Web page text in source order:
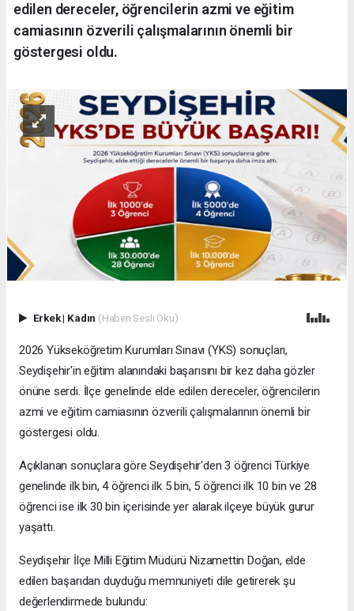
edilen dereceler, öğrencilerin azmi ve eğitim
camiasının özverili çalışmalarının önemli bir
göstergesi oldu.
Erkek| Kadın (Haberi Sesli Oku)
2026 Yükseköğretim Kurumları Sınavı (YKS) sonuçları,
Seydişehir'in eğitim alanındaki başarısını bir kez daha gözler
önüne serdi. İlçe genelinde elde edilen dereceler, öğrencilerin
azmi ve eğitim camiasının özverili çalışmalarının önemli bir
göstergesi oldu.
Açıklanan sonuçlara göre Seydişehir'den 3 öğrenci Türkiye
genelinde ilk bin, 4 öğrenci ilk 5 bin, 5 öğrenci ilk 10 bin ve 28
öğrenci ise ilk 30 bin içerisinde yer alarak ilçeye büyük gurur
yaşattı.
Seydişehir İlçe Milli Eğitim Müdürü Nizamettin Doğan, elde
edilen başarıdan duyduğu memnuniyeti dile getirerek şu
değerlendirmede bulundu: